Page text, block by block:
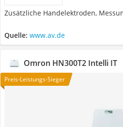
Zusätzliche Handelektroden,
Quelle: www.av.de
Omron HN300T2 Intelli IT
Preis-Leistungs-Sieger